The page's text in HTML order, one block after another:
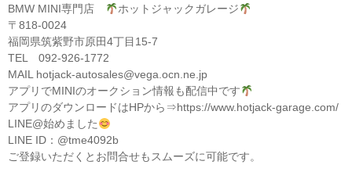
BMW MINI専門店
ホットジャックガレージ
〒818-0024
福岡県筑紫野市原田4丁目15-7
TEL 092-926-1772
MAIL hotjack-autosales@vega.ocn.ne.jp
アプリでMINIのオークション情報も配信中です
アプリのダウンロードはHPから⇒https://www.hotjack-garage.com/
LINE@始めました
LINE ID：@tme4092b
ご登録いただくとお問合せもスムーズに可能です。